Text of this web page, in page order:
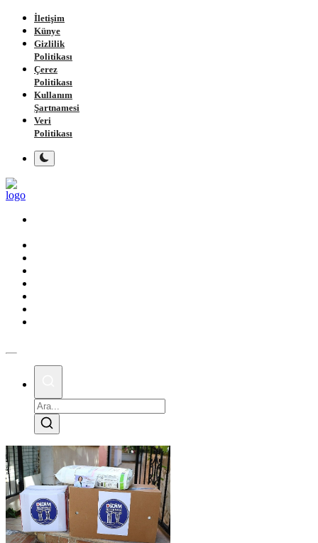
İletişim
Künye
Gizlilik
Politikası
Çerez
Politikası
Kullanım
Şartnamesi
Veri
Politikası